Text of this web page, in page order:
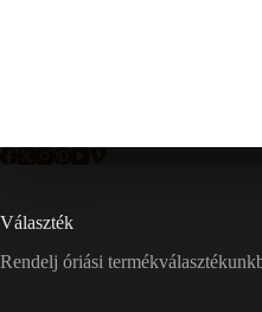
Választék
Rendelj óriási